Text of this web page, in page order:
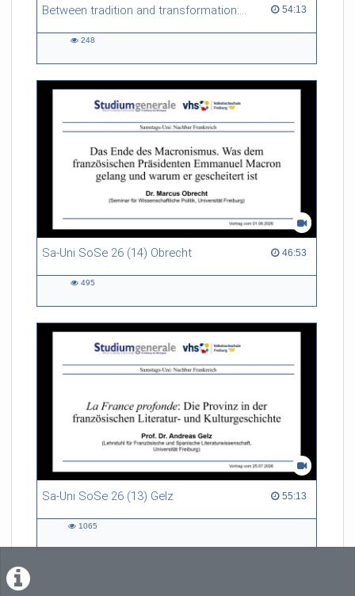
Between tradition and transformation: how owners, advisers and institutions co-create knowledge for resilient forests in Europe 54:13
54:13 duration
248
Sa-Uni SoSe 26 (14) Obrecht 46:53
46:53 duration
495
Sa-Uni SoSe 26 (13) Gelz 55:13
55:13 duration
1065